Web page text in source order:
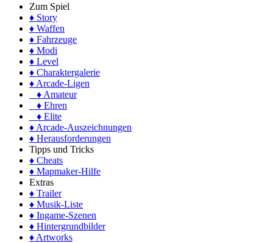
Zum Spiel
♦ Story
♦ Waffen
♦ Fahrzeuge
♦ Modi
♦ Level
♦ Charaktergalerie
♦ Arcade-Ligen
♦ Amateur
♦ Ehren
♦ Elite
♦ Arcade-Auszeichnungen
♦ Herausforderungen
Tipps und Tricks
♦ Cheats
♦ Mapmaker-Hilfe
Extras
♦ Trailer
♦ Musik-Liste
♦ Ingame-Szenen
♦ Hintergrundbilder
♦ Artworks